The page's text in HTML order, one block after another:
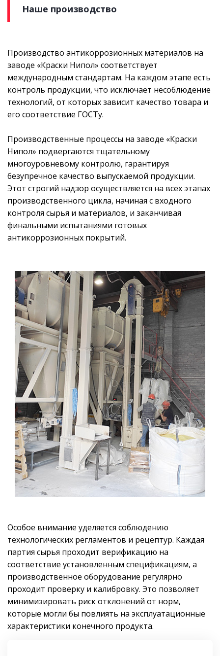
Наше производство
Производство антикоррозионных материалов на
заводе «Краски Нипол» соответствует
международным стандартам. На каждом этапе есть
контроль продукции, что исключает несоблюдение
технологий, от которых зависит качество товара и
его соответствие ГОСТу.
Производственные процессы на заводе «Краски
Нипол» подвергаются тщательному
многоуровневому контролю, гарантируя
безупречное качество выпускаемой продукции.
Этот строгий надзор осуществляется на всех этапах
производственного цикла, начиная с входного
контроля сырья и материалов, и заканчивая
финальными испытаниями готовых
антикоррозионных покрытий.
Особое внимание уделяется соблюдению
технологических регламентов и рецептур. Каждая
партия сырья проходит верификацию на
соответствие установленным спецификациям, а
производственное оборудование регулярно
проходит проверку и калибровку. Это позволяет
минимизировать риск отклонений от норм,
которые могли бы повлиять на эксплуатационные
характеристики конечного продукта.